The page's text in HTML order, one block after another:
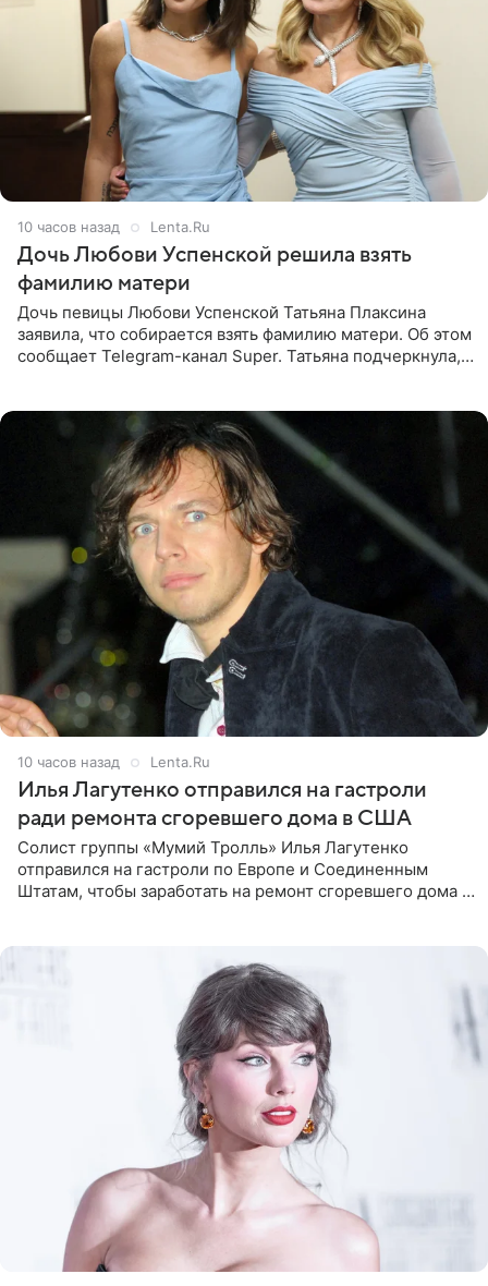
10 часов назад Lenta.Ru
Дочь Любови Успенской решила взять
фамилию матери
Дочь певицы Любови Успенской Татьяна Плаксина
заявила, что собирается взять фамилию матери. Об этом
сообщает Telegram-канал Super. Татьяна подчеркнула,
10 часов назад Lenta.Ru
Илья Лагутенко отправился на гастроли
ради ремонта сгоревшего дома в США
Солист группы «Мумий Тролль» Илья Лагутенко
отправился на гастроли по Европе и Соединенным
Штатам, чтобы заработать на ремонт сгоревшего дома в